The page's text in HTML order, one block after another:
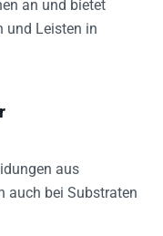
an und bietet
und Leisten in
aus
auch bei Substraten